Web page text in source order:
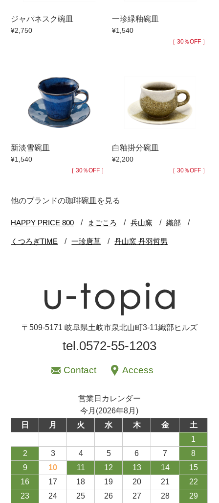
ジャパネスク碗皿
¥2,750
一珍緑釉碗皿
¥1,540
［ 30％OFF ］
新淡雪碗皿
¥1,540
［ 30％OFF ］
白釉掛分碗皿
¥2,200
［ 30％OFF ］
他のブランドの珈琲碗皿を見る
〒509-5171 岐阜県土岐市泉北山町3-11織部ヒルズ
tel.0572-55-1203
Contact Access
営業日カレンダー
今月(2026年8月)
日
月 火 水 木 金
土
1
2
3 4 5 6 7
8
9
10 11 12 13 14
15
16
17 18 19 20 21
22
23
24 25 26 27 28 29